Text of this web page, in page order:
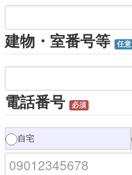
建物・室番号等 任意
電話番号 必須
自宅